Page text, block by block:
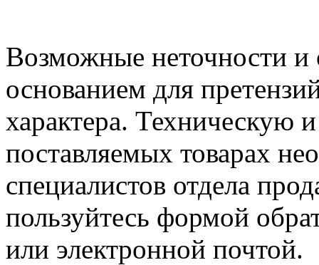
Возможные неточности и
основанием для
характера.
поставляемых товарах
специалистов отдела
пользуйтесь формой
или электронной почтой.